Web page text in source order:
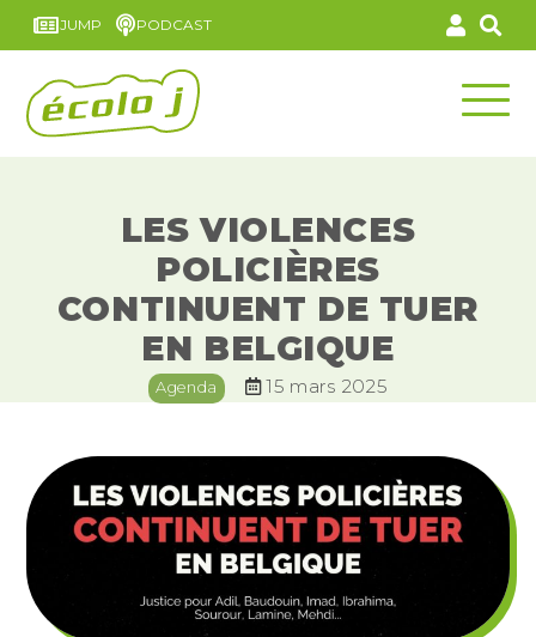
JUMP PODCAST
LES VIOLENCES
POLICIÈRES
CONTINUENT DE TUER
EN BELGIQUE
Agenda 15 mars 2025